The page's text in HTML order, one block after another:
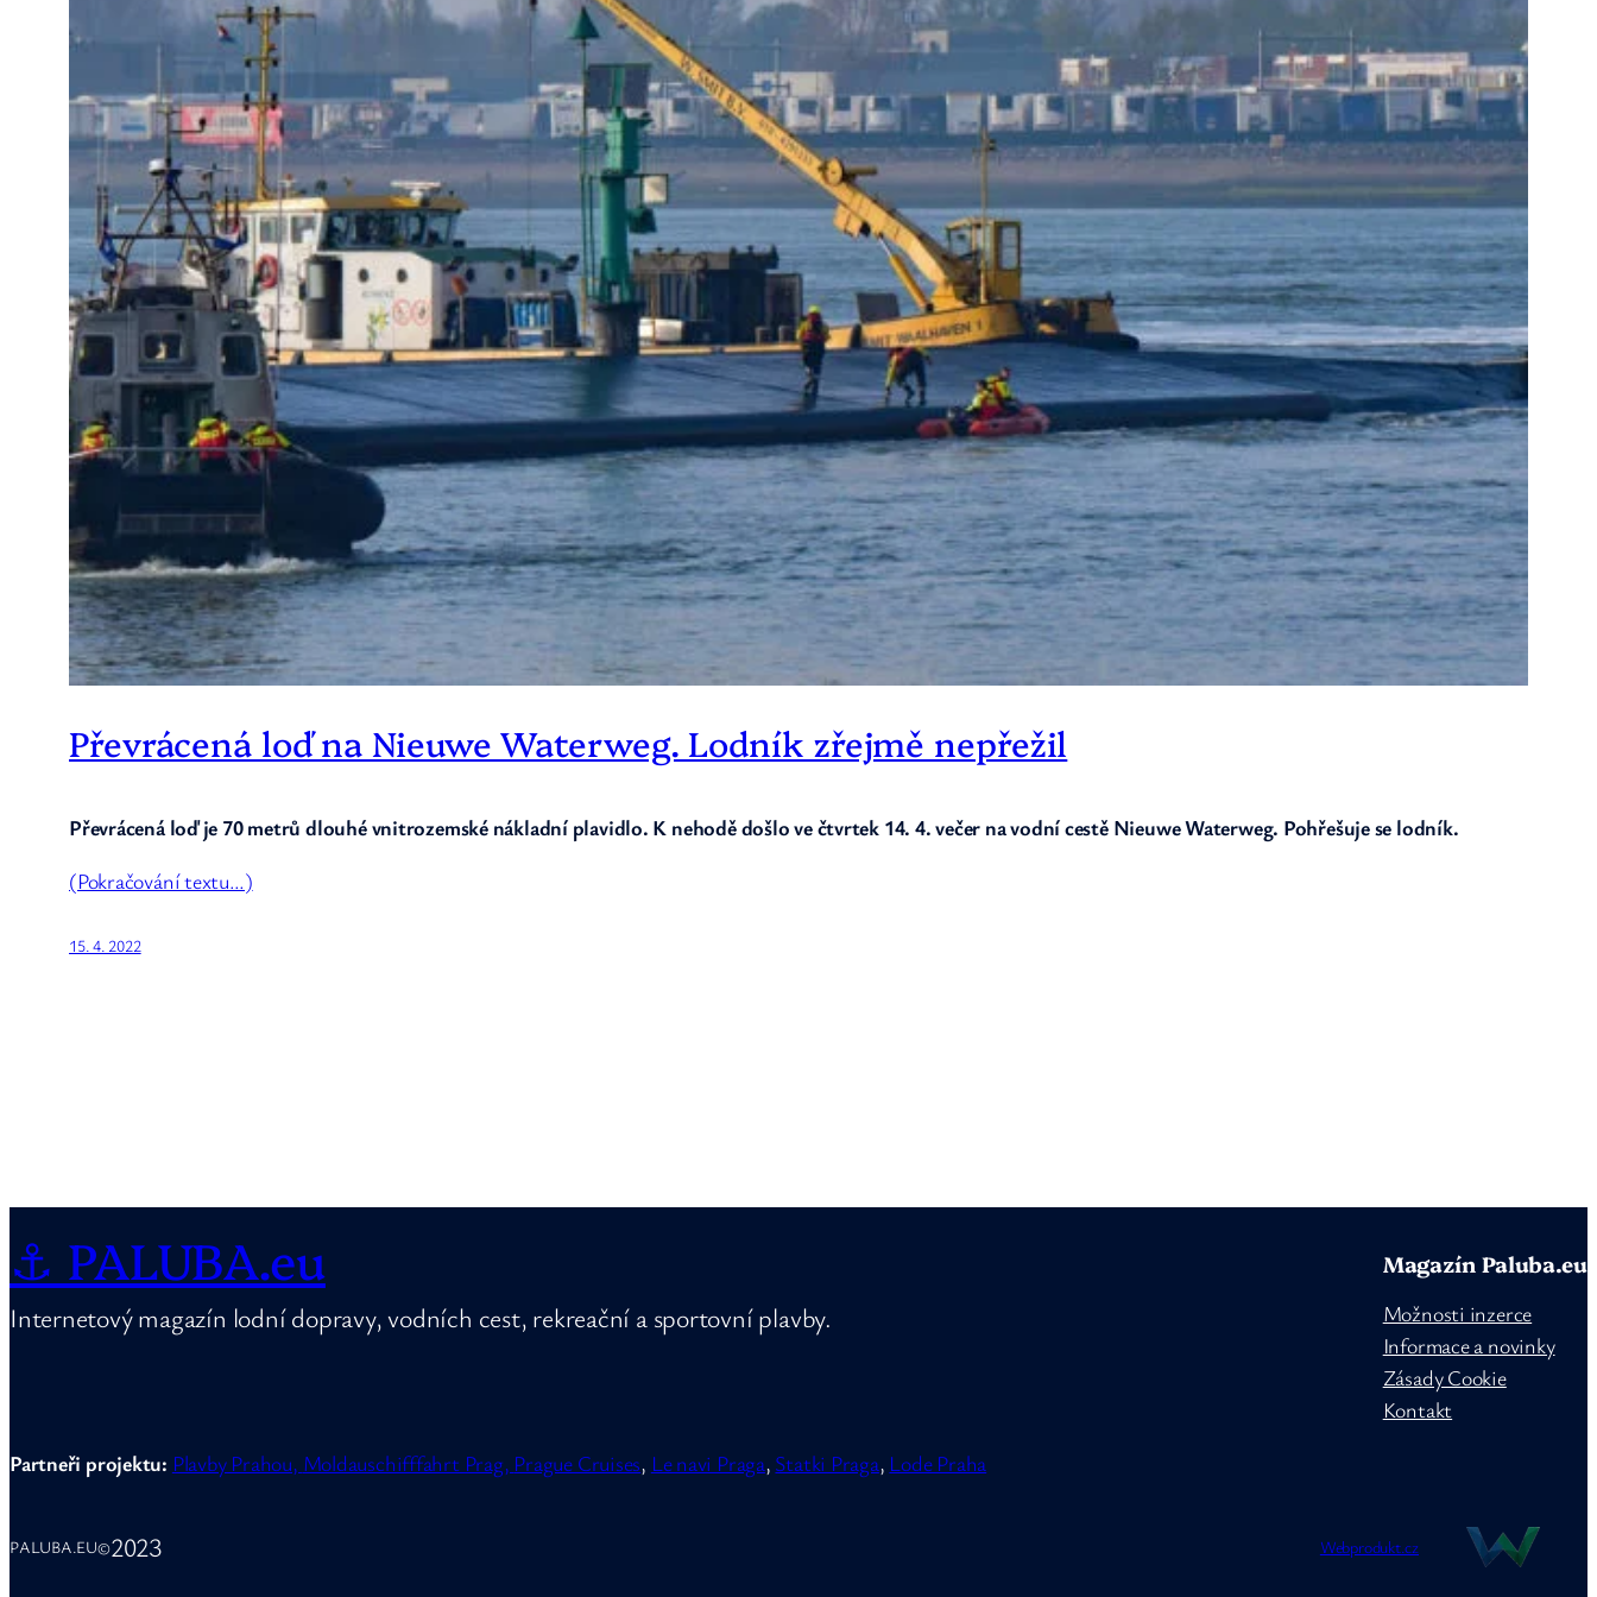
Převrácená loď na Nieuwe Waterweg. Lodník zřejmě nepřežil
Převrácená loď je 70 metrů dlouhé vnitrozemské nákladní plavidlo. K nehodě došlo ve čtvrtek 14. 4. večer na vodní cestě Nieuwe Waterweg. Pohřešuje se lodník.
(Pokračování textu…)
15. 4. 2022
⚓ PALUBA.eu
Internetový magazín lodní dopravy, vodních cest, rekreační a sportovní plavby.
Magazín Paluba.eu
Možnosti inzerce
Informace a novinky
Zásady Cookie
Kontakt
Partneři projektu: Plavby Prahou, Moldauschifffahrt Prag, Prague Cruises, Le navi Praga, Statki Praga, Lode Praha
PALUBA.EU©2023 Webprodukt.cz